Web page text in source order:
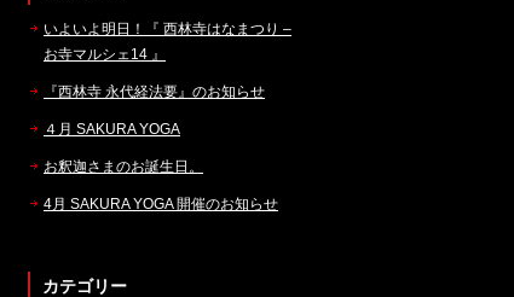
いよいよ明日！『 西林寺はなまつり –
お寺マルシェ14 』
『西林寺 永代経法要』のお知らせ
４月 SAKURA YOGA
お釈迦さまのお誕生日。
4月 SAKURA YOGA 開催のお知らせ
カテゴリー